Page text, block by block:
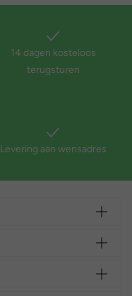
14 dagen kosteloos
terugsturen
Levering aan wensadres